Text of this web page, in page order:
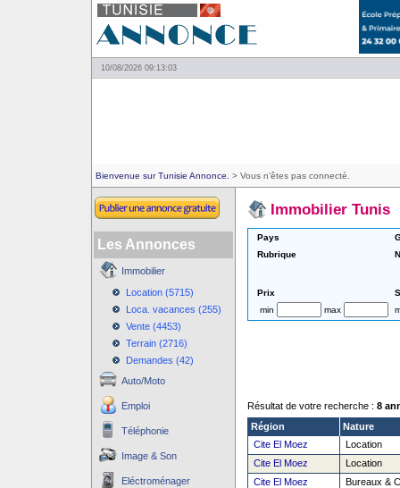
10/08/2026 09:13:03
Bienvenue sur Tunisie Annonce. > Vous n'êtes pas connecté.
Les Annonces
Immobilier
Location (5715)
Loca. vacances (255)
Vente (4453)
Terrain (2716)
Demandes (42)
Auto/Moto
Emploi
Téléphonie
Image & Son
Eléctroménager
Immobilier Tunis
Pays
Rubrique
Prix
min
max
Résultat de votre recherche : 8
Région
Nature
Cite El Moez
Location
Cite El Moez
Location
Cite El Moez
Bureaux &